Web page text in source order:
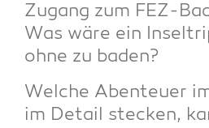
Zugang zum FEZ-
Was wäre ein
ohne zu baden?
Wel­che Aben­teu­er
im Detail ste­cken,